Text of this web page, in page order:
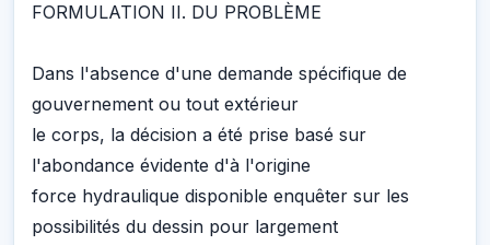
FORMULATION II. DU PROBLÈME
Dans l'absence d'une demande spécifique de
gouvernement ou tout extérieur
le corps, la décision a été prise basé sur
l'abondance évidente d'à l'origine
force hydraulique disponible enquêter sur les
possibilités du dessin pour largement